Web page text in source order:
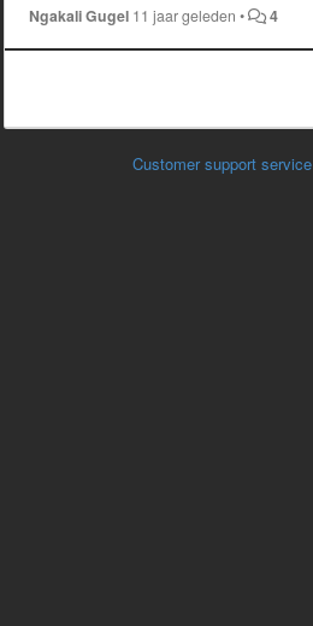
Ngakali Gugel 11 jaar geleden • 4
Customer support service